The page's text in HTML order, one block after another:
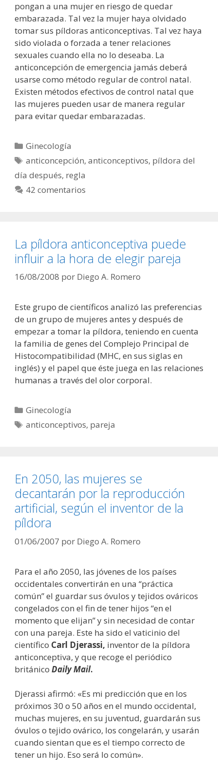
pongan a una mujer en riesgo de quedar
embarazada. Tal vez la mujer haya olvidado
tomar sus píldoras anticonceptivas. Tal vez haya
sido violada o forzada a tener relaciones
sexuales cuando ella no lo deseaba. La
anticoncepción de emergencia jamás deberá
usarse como método regular de control natal.
Existen métodos efectivos de control natal que
las mujeres pueden usar de manera regular
para evitar quedar embarazadas.
Categorías
Ginecología
Etiquetas
anticoncepción,anticonceptivos, píldora del
día después, regla
42 comentarios
La píldora anticonceptiva puede
influir a la hora de elegir pareja
16/08/2008 por Diego A. Romero
Este grupo de científicos analizó las preferencias
de un grupo de mujeres antes y después de
empezar a tomar la píldora, teniendo en cuenta
la familia de genes del Complejo Principal de
Histocompatibilidad (MHC, en sus siglas en
inglés) y el papel que éste juega en las relaciones
humanas a través del olor corporal.
Categorías
Ginecología
Etiquetas
anticonceptivos, pareja
En 2050, las mujeres se
decantarán por la reproducción
artificial, según el inventor de la
píldora
01/06/2007 por Diego A. Romero
Para el año 2050, las jóvenes de los países
occidentales convertirán en una “práctica
común” el guardar sus óvulos y tejidos ováricos
congelados con el fin de tener hijos “en el
momento que elijan” y sin necesidad de contar
con una pareja. Este ha sido el vaticinio del
científico Carl Djerassi, inventor de la píldora
anticonceptiva, y que recoge el periódico
británico Daily Mail.
Djerassi afirmó: «Es mi predicción que en los
próximos 30 o 50 años en el mundo occidental,
muchas mujeres, en su juventud, guardarán sus
óvulos o tejido ovárico, los congelarán, y usarán
cuando sientan que es el tiempo correcto de
tener un hijo. Eso será lo común».